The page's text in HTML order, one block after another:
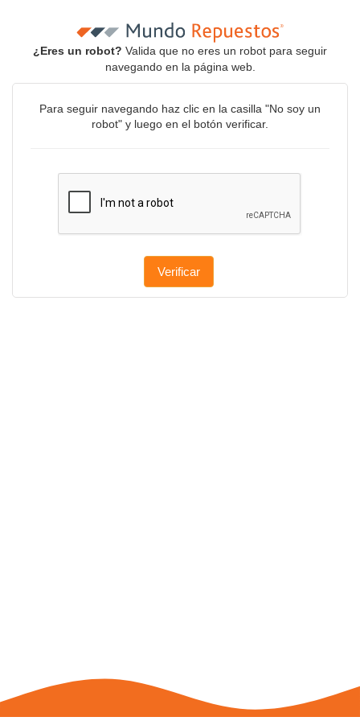
¿Eres un robot? Valida que no eres un robot para seguir
navegando en la página web.
Para seguir navegando haz clic en la casilla "No soy un
robot" y luego en el botón verificar.
Verificar